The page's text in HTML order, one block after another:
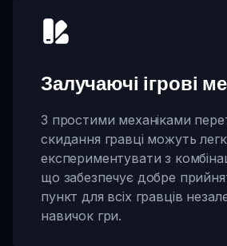
Залучаючі ігрові
З простими механіками
скидання гравці можуть
експериментувати з
що забезпечує добре
пункт для всіх гравців
навичок гри.